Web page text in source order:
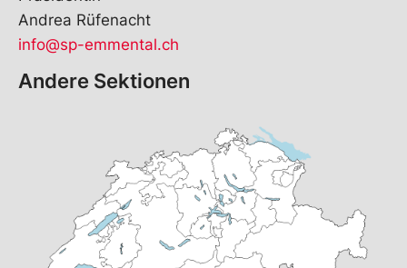
Andrea Rüfenacht
info@sp-emmental.ch
Andere Sektionen